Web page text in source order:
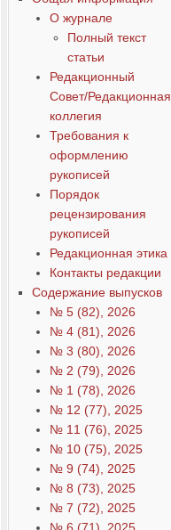
О журнале
Полный текст
статьи
Редакционный
Совет/Редакционная
коллегия
Требования к
оформлению
рукописей
Порядок
рецензирования
рукописей
Редакционная этика
Контакты редакции
Содержание выпусков
№ 5 (82), 2026
№ 4 (81), 2026
№ 3 (80), 2026
№ 2 (79), 2026
№ 1 (78), 2026
№ 12 (77), 2025
№ 11 (76), 2025
№ 10 (75), 2025
№ 9 (74), 2025
№ 8 (73), 2025
№ 7 (72), 2025